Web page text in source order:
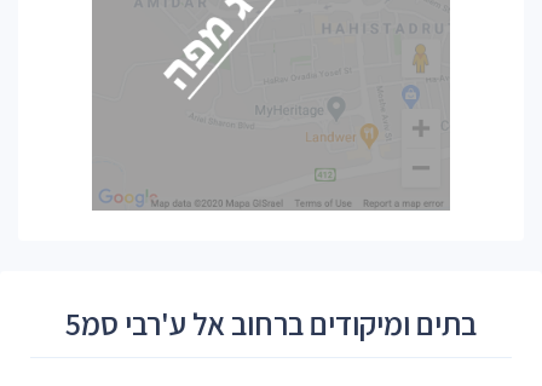
בתים ומיקודים ברחוב אל ע'רבי סמ5